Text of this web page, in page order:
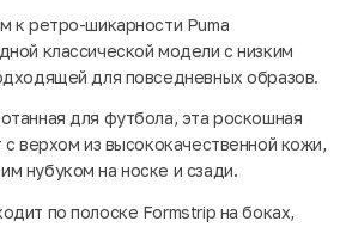
к ретро-шикарности Puma
классической модели с низким
для повседневных образов.
для футбола, эта роскошная
верхом из высококачественной кожи,
нубуком на носке и сзади.
по полоске Formstrip на боках,